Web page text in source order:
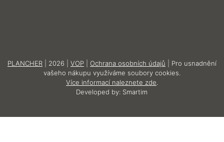
PLANCHER| 2026 | VOP| Ochrana osobních údajů | Pro usnadnění
vašeho nákupu využíváme soubory cookies.
Více informací naleznete zde
Developed by: Smartim